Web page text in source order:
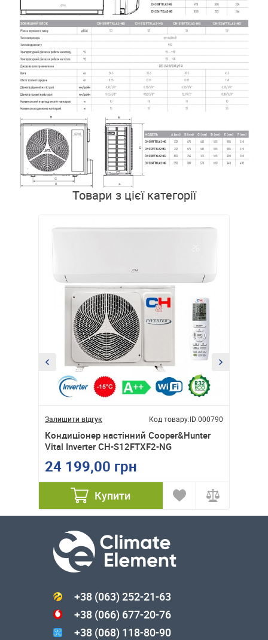
Товари з цієї категорії
Залишити відгук Код товару:ID 000790
Кондиціонер настінний Cooper&Hunter
Vital Inverter CH-S12FTXF2-NG
24 199,00 грн
Купити
+38 (063) 252-21-63
+38 (066) 677-20-76
+38 (068) 118-80-90